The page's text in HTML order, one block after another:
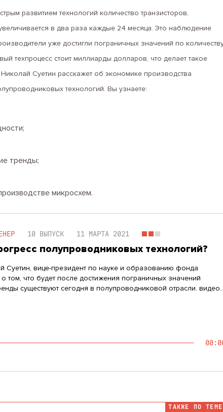
развитием технологий количество транзисторов,
в два раза каждые 24 месяца. Это наблюдение
уже достигли пограничных значений по
техпроцесс стоит миллиарды долларов, что делает такое
Суетин расскажет об экономике производства
технологий. Вы узнаете:
тренды;
микросхем.
10 ВЫПУСК 11 МАРТА 2021
полупроводниковых технологий?
Суетин, вице-президент по науке и образованию фонда
том, что будет после достижения пограничных значений
существуют сегодня в полупроводниковой отрасли. видео
ТАКЖЕ ПО ТЕМЕ